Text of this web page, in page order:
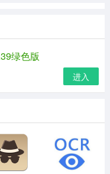
绿色版
进入